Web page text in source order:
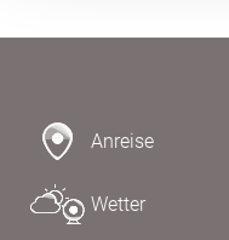
Anreise
Wetter